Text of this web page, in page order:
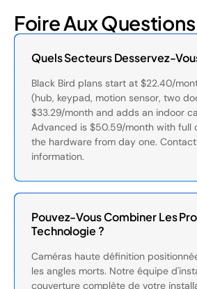
Foire Aux Questions
Quels Secteurs Desservez-
Black Bird plans start at $22.40/
(hub, keypad, motion sensor, two
$33.29/month and adds an indoor
Advanced is $50.59/month with full
the hardware from day one.
information.
Pouvez-Vous Combiner Les
Technologie ?
Caméras haute définition
les angles morts. Notre équipe
couverture complète de votre